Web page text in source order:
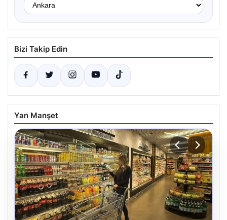
Bizi Takip Edin
Yan Manşet